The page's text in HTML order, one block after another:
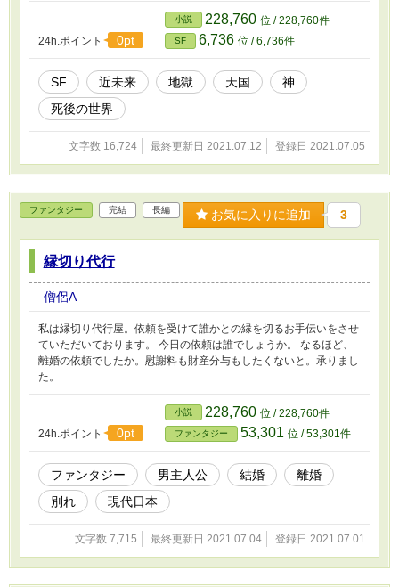
24h.ポイント 0pt
小説 228,760 位 / 228,760件
SF 6,736 位 / 6,736件
SF 近未来 地獄 天国
神
死後の世界
文字数 16,724 最終更新日 2021.07.12 登録日 2021.07.05
ファンタジー 完結 長編 お気に入りに追加 3
縁切り代行
僧侶A
私は縁切り代行屋。依頼を受けて誰かとの縁を切るお手伝いをさせ
ていただいております。 今日の依頼は誰でしょうか。 なるほど、
離婚の依頼でしたか。慰謝料も財産分与もしたくないと。承りまし
た。
24h.ポイント 0pt
小説 228,760 位 / 228,760件
ファンタジー 53,301 位 / 53,301件
ファンタジー 男主人公 結婚
離婚
別れ
現代日本
文字数 7,715 最終更新日 2021.07.04 登録日 2021.07.01